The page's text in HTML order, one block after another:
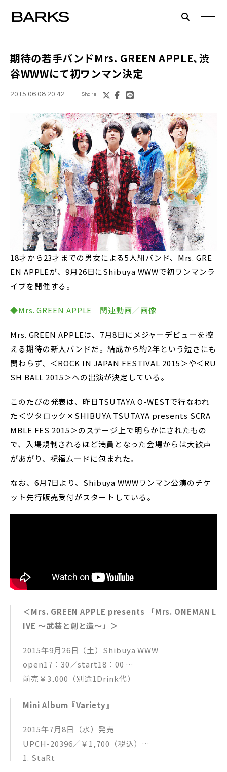
期待の若手バンドMrs. GREEN APPLE、渋
谷WWWにて初ワンマン決定
2015.06.08 20:42 Share
18才から23才までの男女による5人組バンド、Mrs. GRE
EN APPLEが、9月26日にShibuya WWWで初ワンマンラ
イブを開催する。
◆Mrs. GREEN APPLE 関連動画／画像
Mrs. GREEN APPLEは、7月8日にメジャーデビューを控
える期待の新人バンドだ。結成から約2年という短さにも
関わらず、＜ROCK IN JAPAN FESTIVAL 2015＞や＜RU
SH BALL 2015＞への出演が決定している。
このたびの発表は、昨日TSUTAYA O-WESTで行なわれ
た＜ツタロック×SHIBUYA TSUTAYA presents SCRA
MBLE FES 2015＞のステージ上で明らかにされたもの
で、入場規制されるほど満員となった会場からは大歓声
があがり、祝福ムードに包まれた。
なお、6月7日より、Shibuya WWWワンマン公演のチケ
ット先行販売受付がスタートしている。
＜Mrs. GREEN APPLE presents 「Mrs. ONEMAN L
IVE ～武装と創と造～」＞
2015年9月26日（土）Shibuya WWW
open17：30／start18：00
前売￥3,000（別途1Drink代）
Mini Album『Variety』
2015年7月8日（水）発売
UPCH-20396／￥1,700（税込）
1. StaRt